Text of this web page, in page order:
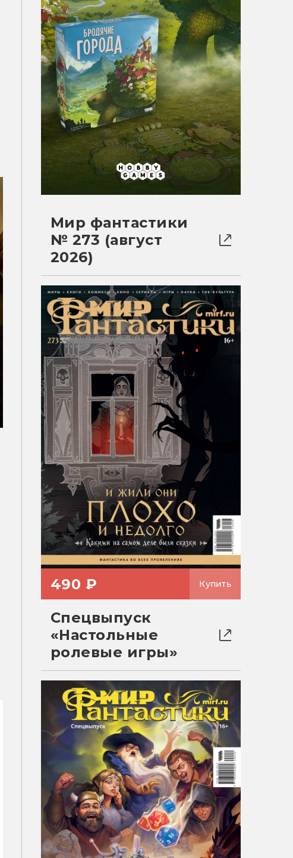
Мир фантастики
№ 273 (август
2026)
490 ₽ Купить
Спецвыпуск
«Настольные
ролевые игры»